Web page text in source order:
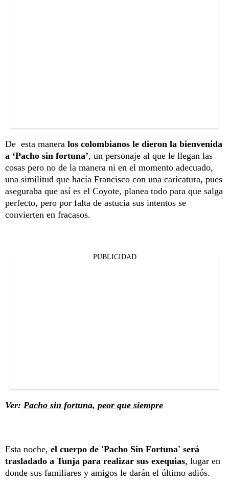
De esta manera los colombianos le dieron la bienvenida
a ‘Pacho sin fortuna’, un personaje al que le llegan las
cosas pero no de la manera ni en el momento adecuado,
una similitud que hacía Francisco con una caricatura, pues
aseguraba que así es el Coyote, planea todo para que salga
perfecto, pero por falta de astucia sus intentos se
convierten en fracasos.
PUBLICIDAD
Ver: Pacho sin fortuna, peor que siempre
Esta noche, el cuerpo de 'Pacho Sin Fortuna' será
trasladado a Tunja para realizar sus exequias, lugar en
donde sus familiares y amigos le darán el último adiós.